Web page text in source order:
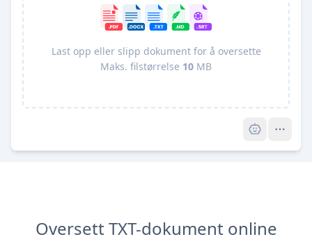
Last opp eller slipp dokument for å oversette
Maks. filstørrelse 10 MB
Oversett TXT-dokument online